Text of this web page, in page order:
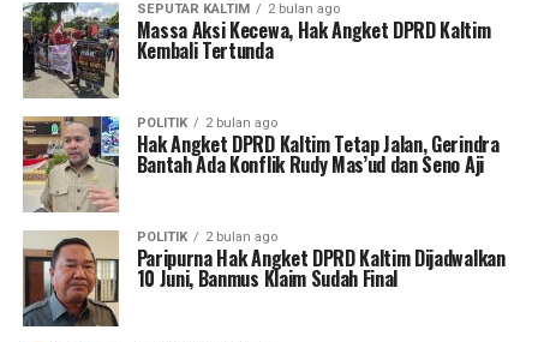
SEPUTAR KALTIM 2 bulan ago
Massa Aksi Kecewa, Hak Angket DPRD Kaltim
Kembali Tertunda
POLITIK 2 bulan ago
Hak Angket DPRD Kaltim Tetap Jalan, Gerindra
Bantah Ada Konflik Rudy Mas’ud dan Seno Aji
POLITIK 2 bulan ago
Paripurna Hak Angket DPRD Kaltim Dijadwalkan
10 Juni, Banmus Klaim Sudah Final